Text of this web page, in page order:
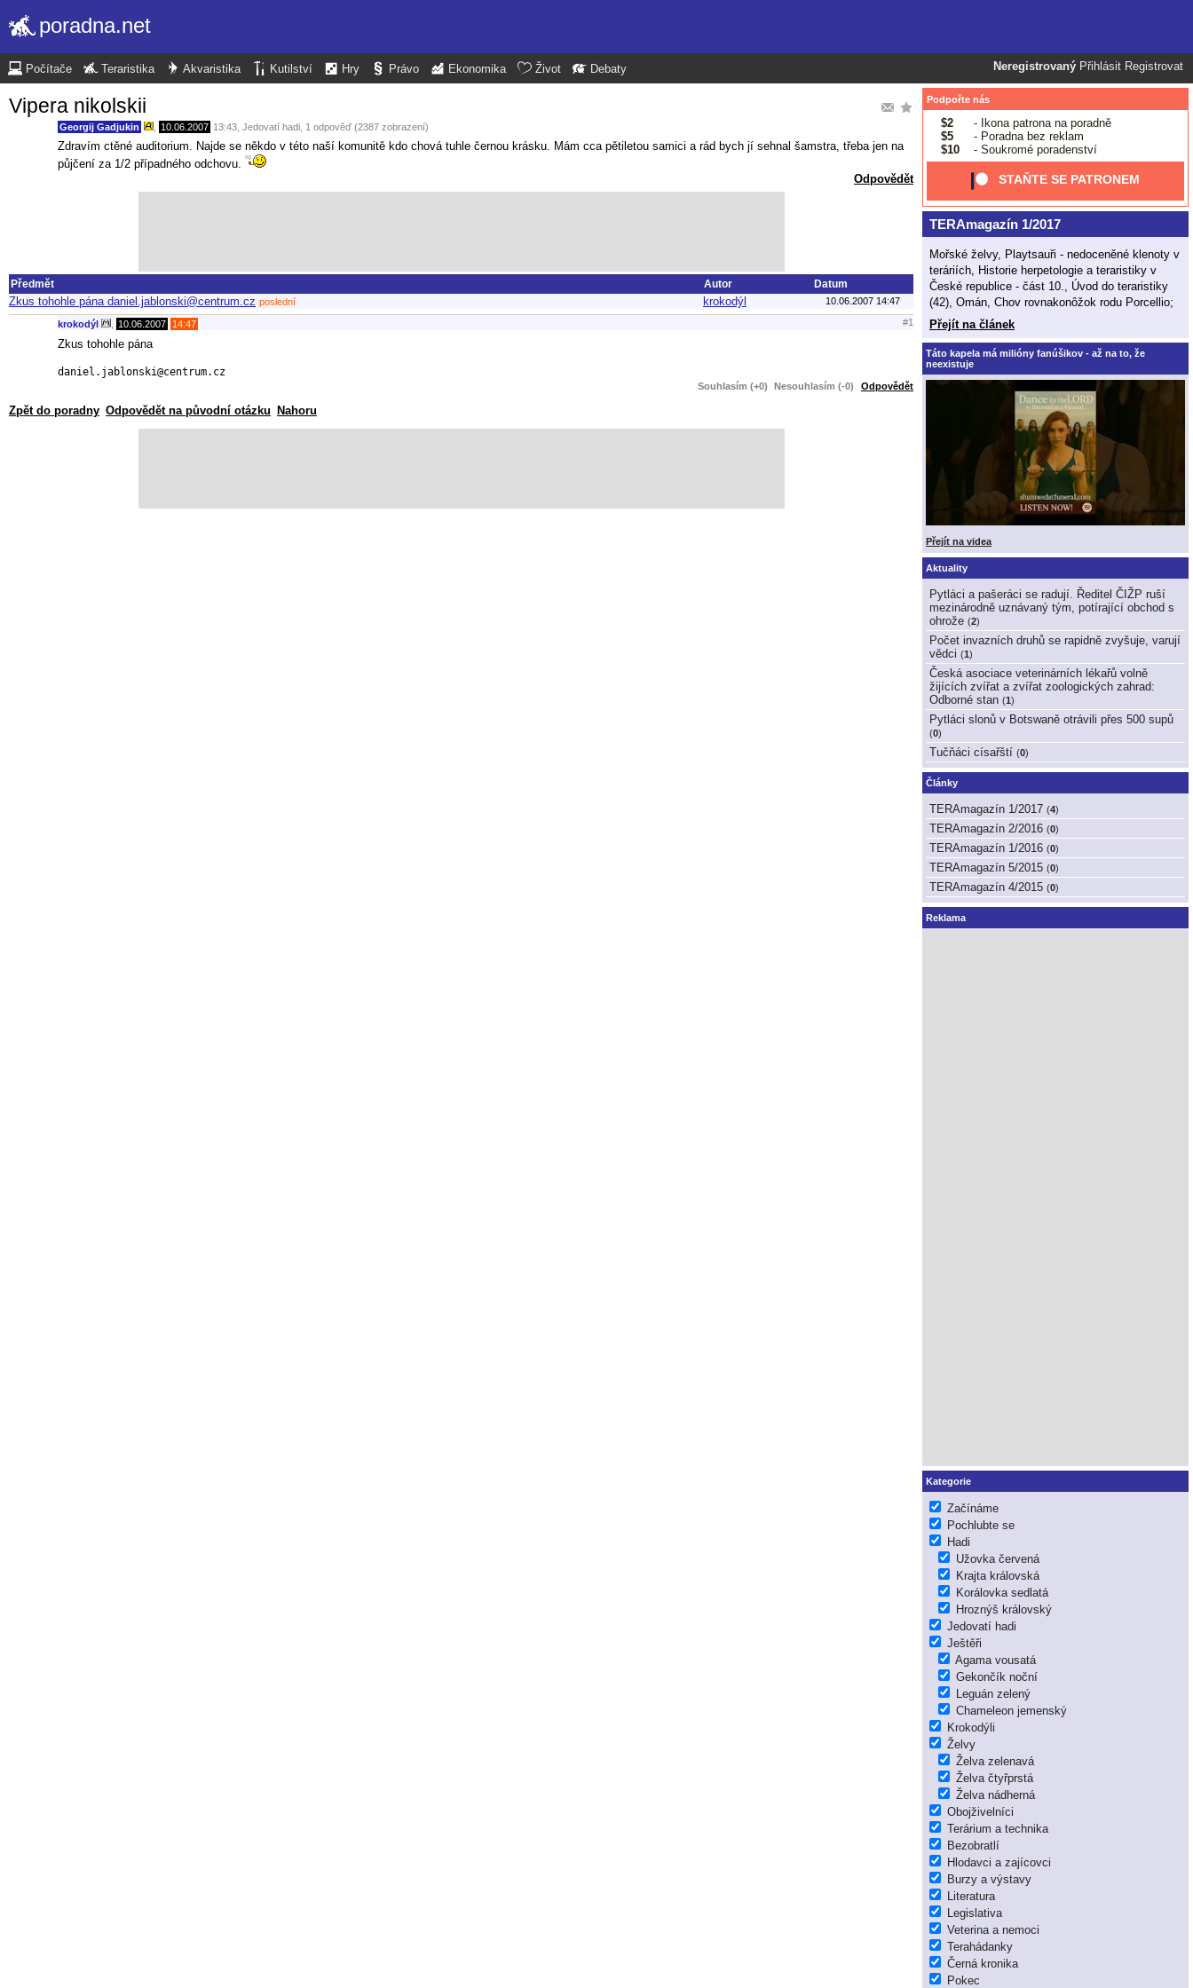
poradna.net
Neregistrovaný Přihlásit Registrovat
Počítače Teraristika Akvaristika Kutilství Hry Právo Ekonomika Život Debaty
Vipera nikolskii
Georgij Gadjukin 10.06.2007 13:43 Jedovatí hadi , 1 odpověď (2387 zobrazení)
Zdravím ctěné auditorium. Najde se někdo v této naší komunitě kdo chová tuhle černou krásku. Mám cca pětiletou samici a rád bych jí sehnal šamstra, třeba jen na
půjčení za 1/2 případného odchovu.
Odpovědět
Předmět Autor Datum
Zkus tohohle pána daniel.jablonski@centrum.cz poslední krokodýl 10.06.2007 14:47
krokodýl 10.06.2007 14:47 #1
Zkus tohohle pána
daniel.jablonski@centrum.cz
Souhlasím (+0) Nesouhlasím (-0) Odpovědět
Zpět do poradny Odpovědět na původní otázku Nahoru
Podpořte nás
$2
- Ikona patrona na poradně
$5
- Poradna bez reklam
$10
- Soukromé poradenství
STAŇTE SE PATRONEM
TERAmagazín 1/2017
Mořské želvy, Playtsauři - nedoceněné klenoty v
teráriích, Historie herpetologie a teraristiky v
České republice - část 10., Úvod do teraristiky
(42), Omán, Chov rovnakonôžok rodu Porcellio;
Přejít na článek
Táto kapela má milióny fanúšikov - až na to, že
neexistuje
Přejít na videa
Aktuality
Pytláci a pašeráci se radují. Ředitel ČIŽP ruší
mezinárodně uznávaný tým, potírající obchod s
ohrože (2)
Počet invazních druhů se rapidně zvyšuje, varují
vědci (1)
Česká asociace veterinárních lékařů volně
žijících zvířat a zvířat zoologických zahrad:
Odborné stan (1)
Pytláci slonů v Botswaně otrávili přes 500 supů
(0)
Tučňáci císařští (0)
Články
TERAmagazín 1/2017 (4)
TERAmagazín 2/2016 (0)
TERAmagazín 1/2016 (0)
TERAmagazín 5/2015 (0)
TERAmagazín 4/2015 (0)
Reklama
Kategorie
Začínáme
Pochlubte se
Hadi
Užovka červená
Krajta královská
Korálovka sedlatá
Hroznýš královský
Jedovatí hadi
Ještěři
Agama vousatá
Gekončík noční
Leguán zelený
Chameleon jemenský
Krokodýli
Želvy
Želva zelenavá
Želva čtyřprstá
Želva nádherná
Obojživelníci
Terárium a technika
Bezobratlí
Hlodavci a zajícovci
Burzy a výstavy
Literatura
Legislativa
Veterina a nemoci
Terahádanky
Černá kronika
Pokec